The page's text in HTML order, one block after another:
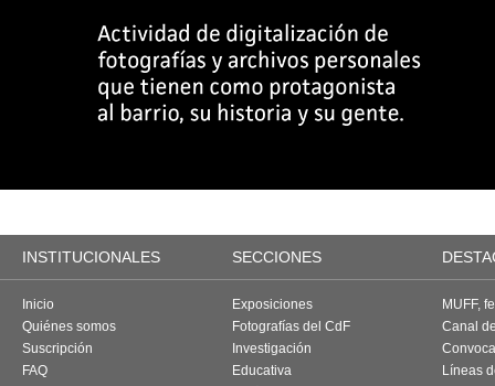
INSTITUCIONALES SECCIONES
Inicio
Quiénes somos
Suscripción
FAQ
Exposiciones
Fotografías del CdF
Investigación
Educativa
MUFF,
Canal
Líneas